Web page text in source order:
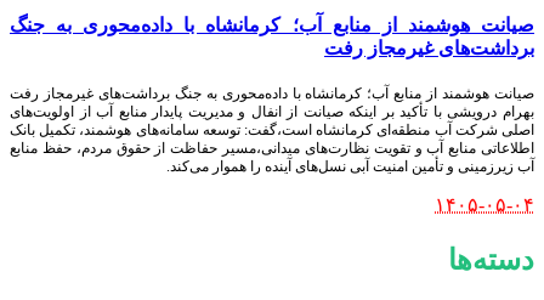
صیانت هوشمند از منابع آب؛ کرمانشاه با داده‌محوری به جنگ
برداشت‌های غیرمجاز رفت
صیانت هوشمند از منابع آب؛ کرمانشاه با داده‌محوری به جنگ برداشت‌های غیرمجاز رفت
بهرام درویشی با تأکید بر اینکه صیانت از انفال و مدیریت پایدار منابع آب از اولویت‌های
اصلی شرکت آب منطقه‌ای کرمانشاه است،گفت: توسعه سامانه‌های هوشمند، تکمیل بانک
اطلاعاتی منابع آب و تقویت نظارت‌های میدانی،مسیر حفاظت از حقوق مردم، حفظ منابع
آب زیرزمینی و تأمین امنیت آبی نسل‌های آینده را هموار می‌کند.
۱۴۰۵-۰۵-۰۴
دسته‌ها